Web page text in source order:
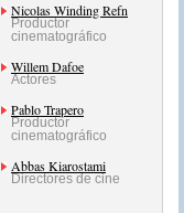
Nicolas Winding Refn
Productor
cinematográfico
Willem Dafoe
Actores
Pablo Trapero
Productor
cinematográfico
Abbas Kiarostami
Directores de cine